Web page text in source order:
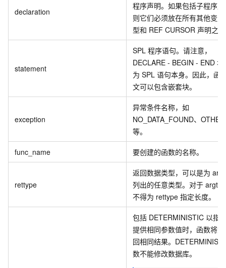
declaration
程序声明。如果包括子程序
则它们必须放在所有其他变
型和 REF CURSOR 声明之
statement
SPL 程序语句。请注意，
DECLARE - BEGIN - END 块
为 SPL 语句本身。因此，函
文可以包含嵌套块。
exception
异常条件名称，如
NO_DATA_FOUND、
等。
func_name 要创建的函数的名称。
rettype
返回数据类型，可以是为
列出的任意类型。对于
不得为 rettype 指定长度。
包括 DETERMINISTIC 以指
提供相同参数值时，函数将
回相同结果。
数不能修改数据库。